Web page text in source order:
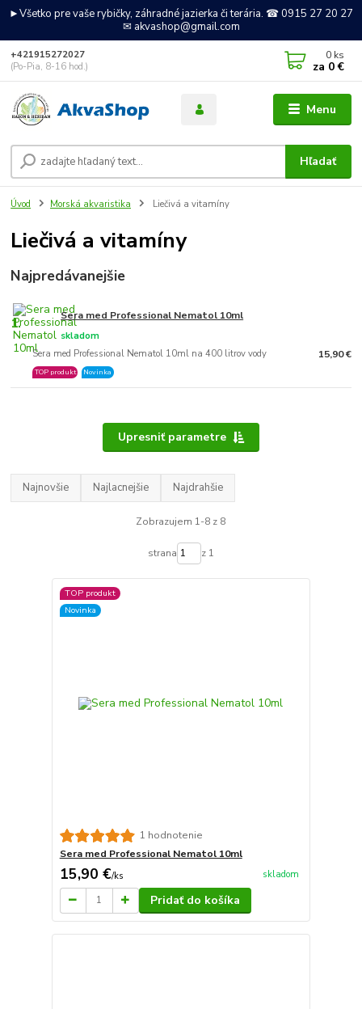
►Všetko pre vaše rybičky, záhradné jazierka či terária. ☎ 0915 27 20 27
✉ akvashop@gmail.com
Menu
Hľadať
+421915272027
(Po-Pia, 8-16 hod.)
0 ks
za 0 €
Úvod Morská akvaristika Liečivá a vitamíny
Liečivá a vitamíny
Najpredávanejšie
1. Sera med Professional Nematol 10ml
Sera med Professional Nematol 10ml na 400 litrov vody
skladom
TOP produkt Novinka
15,90 €
Upresniť parametre
Najnovšie Najlacnejšie Najdrahšie
Zobrazujem 1-8 z 8
strana z 1
TOP produkt
Novinka
1 hodnotenie
Sera med Professional Nematol 10ml
15,90 €/ks skladom
Pridať do košíka